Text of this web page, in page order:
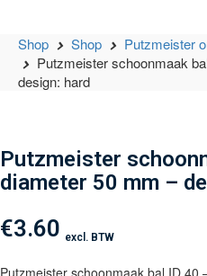
Shop Shop Putzmeister
Putzmeister schoonmaak
design: hard
Putzmeister
diameter 50 mm –
€3.60 excl. BTW